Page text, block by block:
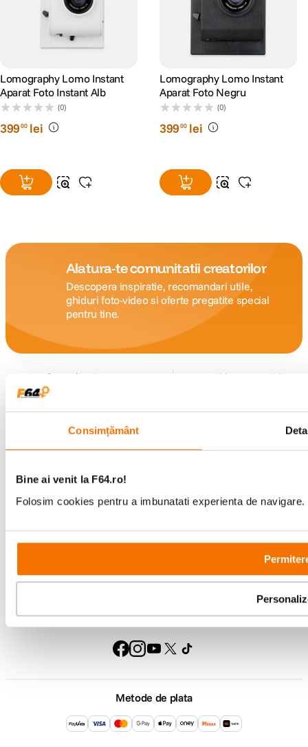
Consimțământ
Bine ai venit la F64.ro!
Folosim cookies pentru a imbunatati experienta de
Lomography Lomo Instant
Aparat Foto Instant Alb
(0)
39900 lei
Lomography Lomo Instant
Aparat Foto Negru
(0)
39900 lei
Alatura-te comunitatii creatorilor
Descopera inspiratie, recomandari utile,
ghiduri foto-video si oferte pregatite special
pentru tine.
Consultanta
specializata
Livrare gratuita
Comenzi si livrare
Suport
Service si garantii
F64 Studio
Metode de plata